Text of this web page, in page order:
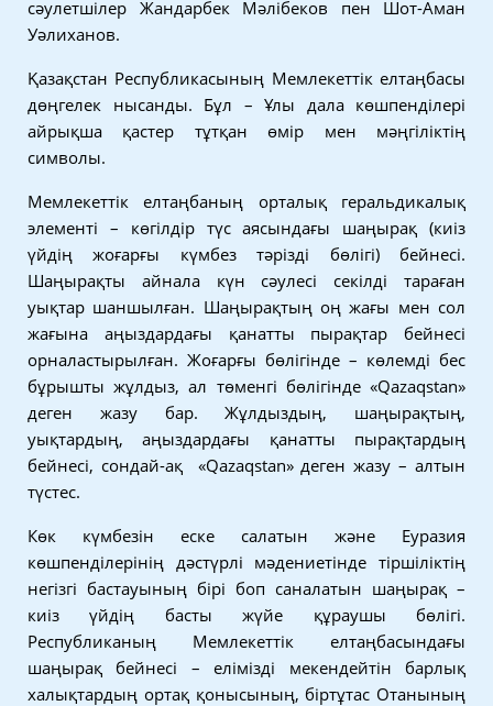
сәулетшілер Жандарбек Мәлібеков пен Шот-Аман
Уәлиханов.
Қазақстан Республикасының Мемлекеттік елтаңбасы
дөңгелек нысанды. Бұл – Ұлы дала көшпенділері
айрықша қастер тұтқан өмір мен мәңгіліктің
символы.
Мемлекеттік елтаңбаның орталық геральдикалық
элементі – көгілдір түс аясындағы шаңырақ (киіз
үйдің жоғарғы күмбез тәрізді бөлігі) бейнесі.
Шаңырақты айнала күн сәулесі секілді тараған
уықтар шаншылған. Шаңырақтың оң жағы мен сол
жағына аңыздардағы қанатты пырақтар бейнесі
орналастырылған. Жоғарғы бөлігінде – көлемді бес
бұрышты жұлдыз, ал төменгі бөлігінде «Qazaqstan»
деген жазу бар. Жұлдыздың, шаңырақтың,
уықтардың, аңыздардағы қанатты пырақтардың
бейнесі, сондай-ақ «Qazaqstan» деген жазу – алтын
түстес.
Көк күмбезін еске салатын және Еуразия
көшпенділерінің дәстүрлі мәдениетінде тіршіліктің
негізгі бастауының бірі боп саналатын шаңырақ –
киіз үйдің басты жүйе құраушы бөлігі.
Республиканың Мемлекеттік елтаңбасындағы
шаңырақ бейнесі – елімізді мекендейтін барлық
халықтардың ортақ қонысының, біртұтас Отанының